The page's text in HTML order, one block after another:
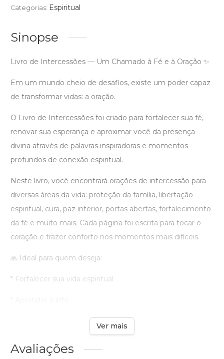
Categorias: Espiritual
Sinopse
Livro de Intercessões — Um Chamado à Fé e à Oração ✨
Em um mundo cheio de desafios, existe um poder capaz
de transformar vidas: a oração.
O Livro de Intercessões foi criado para fortalecer sua fé,
renovar sua esperança e aproximar você da presença
divina através de palavras inspiradoras e momentos
profundos de conexão espiritual.
Neste livro, você encontrará orações de intercessão para
diversas áreas da vida: proteção da família, libertação
espiritual, cura, paz interior, portas abertas, fortalecimento
da fé e muito mais. Cada página foi escrita para tocar o
coração e trazer conforto nos momentos mais difíceis.
🙏 Ideal para quem deseja:
* Fortalecer sua vida espiritual
Ver mais
Avaliações